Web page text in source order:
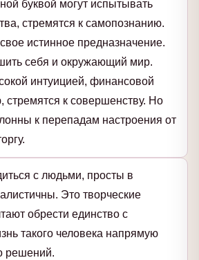
буквой могут испытывать
стремятся к самопознанию.
истинное предназначение.
себя и окружающий мир.
интуицией, финансовой
стремятся к совершенству. Но
к перепадам настроения от
с людьми, просты в
Это творческие
обрести единство с
такого человека напрямую
решений.